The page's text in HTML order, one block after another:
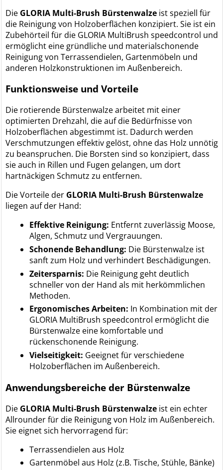
Die GLORIA Multi-Brush Bürstenwalze ist speziell für
die Reinigung von Holzoberflächen konzipiert. Sie ist ein
Zubehörteil für die GLORIA MultiBrush speedcontrol und
ermöglicht eine gründliche und materialschonende
Reinigung von Terrassendielen, Gartenmöbeln und
anderen Holzkonstruktionen im Außenbereich.
Funktionsweise und Vorteile
Die rotierende Bürstenwalze arbeitet mit einer
optimierten Drehzahl, die auf die Bedürfnisse von
Holzoberflächen abgestimmt ist. Dadurch werden
Verschmutzungen effektiv gelöst, ohne das Holz unnötig
zu beanspruchen. Die Borsten sind so konzipiert, dass
sie auch in Rillen und Fugen gelangen, um dort
hartnäckigen Schmutz zu entfernen.
Die Vorteile der GLORIA Multi-Brush Bürstenwalze
liegen auf der Hand:
Effektive Reinigung: Entfernt zuverlässig Moose,
Algen, Schmutz und Vergrauungen.
Schonende Behandlung: Die Bürstenwalze ist
sanft zum Holz und verhindert Beschädigungen.
Zeitersparnis: Die Reinigung geht deutlich
schneller von der Hand als mit herkömmlichen
Methoden.
Ergonomisches Arbeiten: In Kombination mit der
GLORIA MultiBrush speedcontrol ermöglicht die
Bürstenwalze eine komfortable und
rückenschonende Reinigung.
Vielseitigkeit: Geeignet für verschiedene
Holzoberflächen im Außenbereich.
Anwendungsbereiche der Bürstenwalze
Die GLORIA Multi-Brush Bürstenwalze ist ein echter
Allrounder für die Reinigung von Holz im Außenbereich.
Sie eignet sich hervorragend für:
Terrassendielen aus Holz
Gartenmöbel aus Holz (z.B. Tische, Stühle, Bänke)